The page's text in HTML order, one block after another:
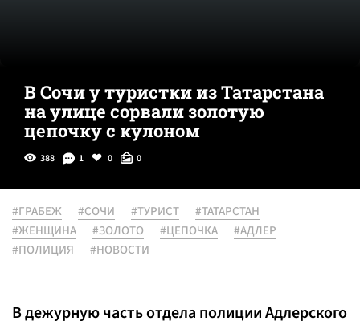
В Сочи у туристки из Татарстана
на улице сорвали золотую
цепочку с кулоном
388 1 0 0
#ГРАБЕЖ #СОЧИ #ТУРИСТ
#ТАТАРСТАН
#ЖЕНЩИНА
#ЗОЛОТО #ЦЕПОЧКА
#АДЛЕР
#ПОЛИЦИЯ
#НОВОСТИ
В дежурную часть отдела полиции Адлерского